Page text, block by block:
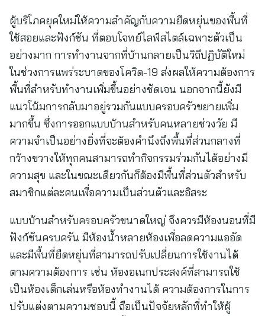
ผู้บริโภคยุคใหม่ให้ความสำคัญกับความยืดหยุ่นของพื้นที่
ใช้สอยและฟังก์ชัน ที่ตอบโจทย์ไลฟ์สไตล์เฉพาะตัวเป็น
อย่างมาก การทำงานจากที่บ้านกลายเป็นวิถีปฏิบัติใหม่
ในช่วงการแพร่ระบาดของโควิด-19 ส่งผลให้ความต้องการ
พื้นที่สำหรับทำงานเพิ่มขึ้นอย่างชัดเจน นอกจากนี้ยังมี
แนวโน้มการกลับมาอยู่รวมกันแบบครอบครัวขยายเพิ่ม
มากขึ้น ซึ่งการออกแบบบ้านสำหรับคนหลายช่วงวัย มี
ความจำเป็นอย่างยิ่งที่จะต้องคำนึงถึงพื้นที่ส่วนกลางที่
กว้างขวางให้ทุกคนสามารถทำกิจกรรมร่วมกันได้อย่างมี
ความสุข และในขณะเดียวกันก็ต้องมีพื้นที่ส่วนตัวสำหรับ
สมาชิกแต่ละคนเพื่อความเป็นส่วนตัวและอิสระ
แบบบ้านสำหรับครอบครัวขนาดใหญ่ จึงควรมีห้องนอนที่มี
ฟังก์ชันครบครัน มีห้องน้ำหลายห้องเพื่อลดความแออัด
และมีพื้นที่ยืดหยุ่นที่สามารถปรับเปลี่ยนการใช้งานได้
ตามความต้องการ เช่น ห้องอเนกประสงค์ที่สามารถใช้
เป็นห้องเด็กเล่นหรือห้องทำงานได้ ความต้องการในการ
ปรับแต่งตามความชอบนี้ ถือเป็นปัจจัยหลักที่ทำให้ผู้